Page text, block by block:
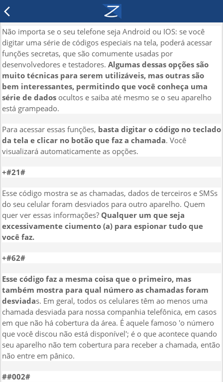
arrow_back_ios
Não importa se o seu telefone seja Android ou IOS: se você
digitar uma série de códigos especiais na tela, poderá acessar
funções secretas, que são comumente usadas por
desenvolvedores e testadores. Algumas dessas opções são
muito técnicas para serem utilizáveis, mas outras são
bem interessantes, permitindo que você conheça uma
série de dados ocultos e saiba até mesmo se o seu aparelho
está grampeado.
Para acessar essas funções, basta digitar o código no teclado
da tela e clicar no botão que faz a chamada. Você
visualizará automaticamente as opções.
+#21#
Esse código mostra se as chamadas, dados de terceiros e SMSs
do seu celular foram desviados para outro aparelho. Quem
quer ver essas informações? Qualquer um que seja
excessivamente ciumento (a) para espionar tudo que
você faz.
+#62#
Esse código faz a mesma coisa que o primeiro, mas
também mostra para qual número as chamadas foram
desviadas. Em geral, todos os celulares têm ao menos uma
chamada desviada para nossa companhia telefônica, em casos
em que não há cobertura da área. É aquele famoso 'o número
que você discou não está disponível'; é o que acontece quando
seu aparelho não tem cobertura para receber a chamada, então
não entre em pânico.
##002#